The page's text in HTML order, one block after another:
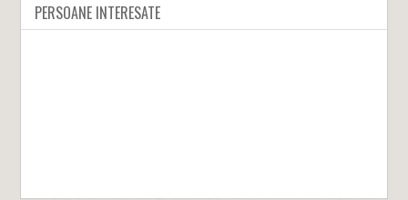
PERSOANE INTERESATE